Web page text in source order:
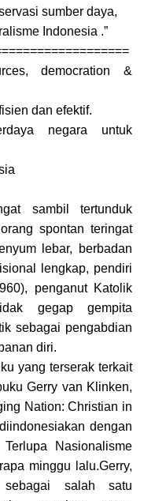
sumber daya,
Indonesia .”
democration &
dan efektif.
negara untuk
sambil tertunduk
spontan teringat
lebar, berbadan
lengkap, pendiri
penganut Katolik
gegap gempita
sebagai pengabdian
diri.
yang terserak terkait
Gerry van Klinken,
Nation: Christian in
dengan
Nasionalisme
minggu lalu.Gerry,
salah satu